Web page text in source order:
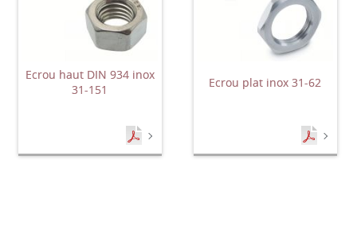
Ecrou haut DIN 934 inox
31-151
Ecrou plat inox 31-62